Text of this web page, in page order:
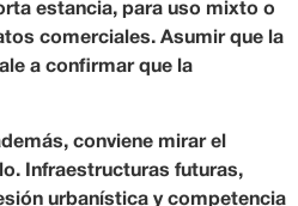
estancia, para uso mixto o
comerciales. Asumir que la
a confirmar que la
conviene mirar el
Infraestructuras futuras,
urbanística y competencia